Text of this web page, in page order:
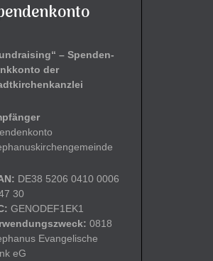
– Spenden-
der
DE38 5206 0410 0006
30
GENODEF1EK1
0818
Evangelische
eG